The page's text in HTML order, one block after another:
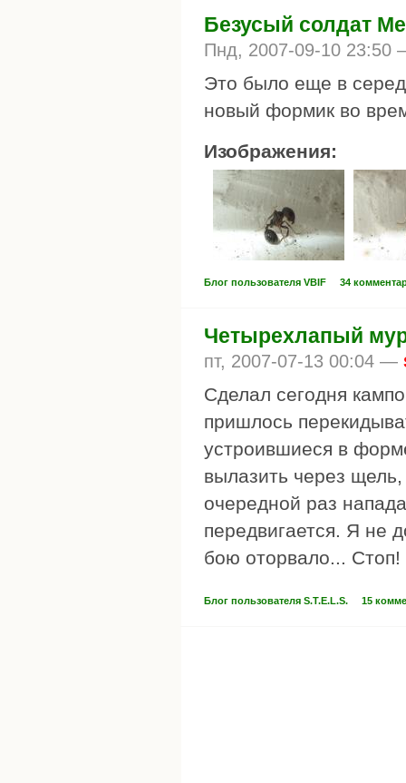
Безусый солдат
Пнд, 2007-09-10
Это было еще в
новый формик во
Изображения:
Блог пользователя VBIF 34
Четырехлапый
пт, 2007-07-13 00:04 —
Сделал сегодня
пришлось
устроившиеся в
вылазить через
очередной раз
передвигается. Я не
бою оторвало... Стоп!
Блог пользователя S.T.E.L.S. 15